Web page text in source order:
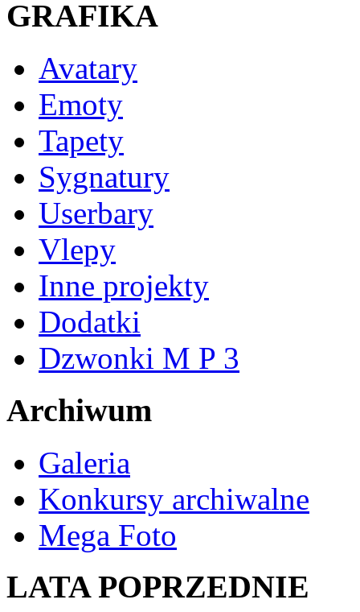
GRAFIKA
Avatary
Emoty
Tapety
Sygnatury
Userbary
Vlepy
Inne projekty
Dodatki
Dzwonki M P 3
Archiwum
Galeria
Konkursy archiwalne
Mega Foto
LATA POPRZEDNIE